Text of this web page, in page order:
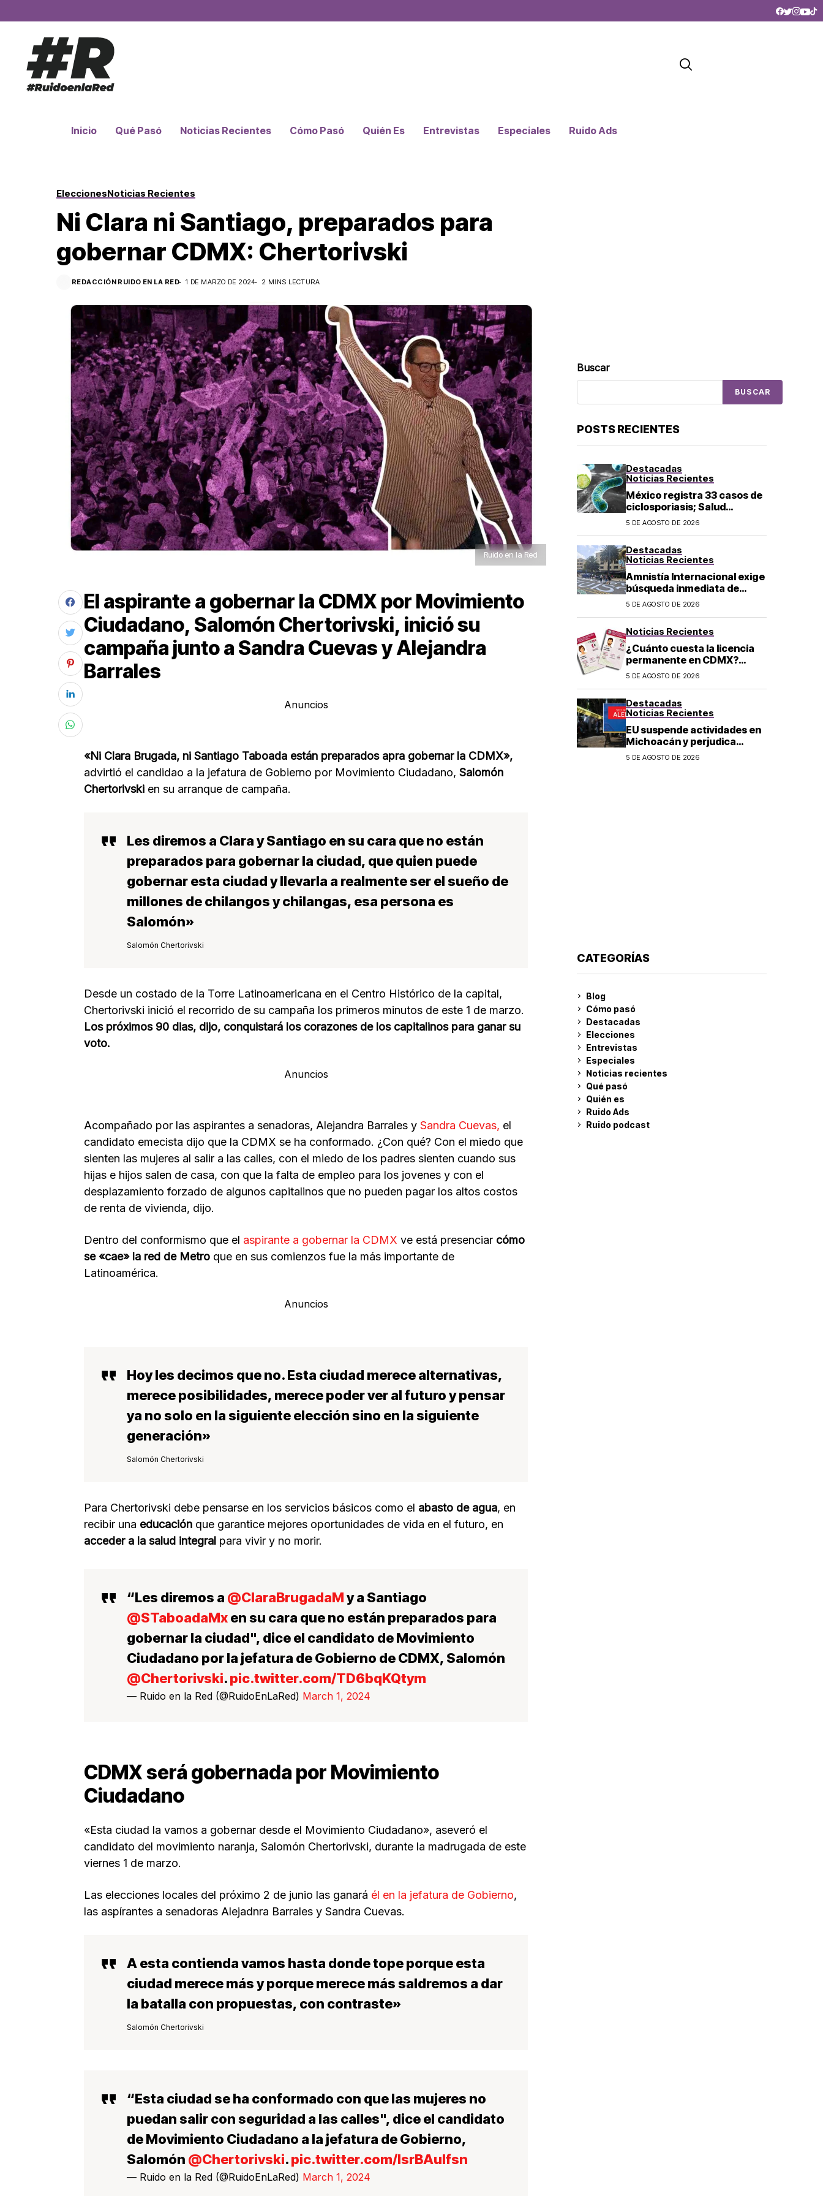
Inicio Qué Pasó Noticias Recientes Cómo Pasó Quién Es Entrevistas Especiales Ruido Ads
EleccionesNoticias Recientes
Ni Clara ni Santiago, preparados para
gobernar CDMX: Chertorivski
REDACCIÓN RUIDO EN LA RED 1 DE MARZO DE 2024 2 MINS LECTURA
Ruido en la Red
El aspirante a gobernar la CDMX por Movimiento
Ciudadano, Salomón Chertorivski, inició su
campaña junto a Sandra Cuevas y Alejandra
Barrales
Anuncios
«Ni Clara Brugada, ni Santiago Taboada están preparados apra gobernar la CDMX»,
advirtió el candidao a la jefatura de Gobierno por Movimiento Ciudadano, Salomón
Chertorivski en su arranque de campaña.
Les diremos a Clara y Santiago en su cara que no están
preparados para gobernar la ciudad, que quien puede
gobernar esta ciudad y llevarla a realmente ser el sueño de
millones de chilangos y chilangas, esa persona es
Salomón»
Salomón Chertorivski
Desde un costado de la Torre Latinoamericana en el Centro Histórico de la capital,
Chertorivski inició el recorrido de su campaña los primeros minutos de este 1 de marzo.
Los próximos 90 dias, dijo, conquistará los corazones de los capitalinos para ganar su
voto.
Anuncios
Acompañado por las aspirantes a senadoras, Alejandra Barrales y Sandra Cuevas, el
candidato emecista dijo que la CDMX se ha conformado. ¿Con qué? Con el miedo que
sienten las mujeres al salir a las calles, con el miedo de los padres sienten cuando sus
hijas e hijos salen de casa, con que la falta de empleo para los jovenes y con el
desplazamiento forzado de algunos capitalinos que no pueden pagar los altos costos
de renta de vivienda, dijo.
Dentro del conformismo que el aspirante a gobernar la CDMX ve está presenciar cómo
se «cae» la red de Metro que en sus comienzos fue la más importante de
Latinoamérica.
Anuncios
Hoy les decimos que no. Esta ciudad merece alternativas,
merece posibilidades, merece poder ver al futuro y pensar
ya no solo en la siguiente elección sino en la siguiente
generación»
Salomón Chertorivski
Para Chertorivski debe pensarse en los servicios básicos como el abasto de agua, en
recibir una educación que garantice mejores oportunidades de vida en el futuro, en
acceder a la salud integral para vivir y no morir.
“Les diremos a @ClaraBrugadaMy a Santiago
@STaboadaMxen su cara que no están preparados para
gobernar la ciudad", dice el candidato de Movimiento
Ciudadano por la jefatura de Gobierno de CDMX, Salomón
@Chertorivski.pic.twitter.com/TD6bqKQtym
— Ruido en la Red (@RuidoEnLaRed) March 1, 2024
CDMX será gobernada por Movimiento
Ciudadano
«Esta ciudad la vamos a gobernar desde el Movimiento Ciudadano», aseveró el
candidato del movimiento naranja, Salomón Chertorivski, durante la madrugada de este
viernes 1 de marzo.
Las elecciones locales del próximo 2 de junio las ganará él en la jefatura de Gobierno,
las aspírantes a senadoras Alejadnra Barrales y Sandra Cuevas.
A esta contienda vamos hasta donde tope porque esta
ciudad merece más y porque merece más saldremos a dar
la batalla con propuestas, con contraste»
Salomón Chertorivski
“Esta ciudad se ha conformado con que las mujeres no
puedan salir con seguridad a las calles", dice el candidato
de Movimiento Ciudadano a la jefatura de Gobierno,
Salomón @Chertorivski.pic.twitter.com/lsrBAuIfsn
— Ruido en la Red (@RuidoEnLaRed) March 1, 2024
Buscar
BUSCAR
POSTS RECIENTES
Destacadas
Noticias Recientes
México registra 33 casos de
ciclosporiasis; Salud
mantiene vigilancia
5 DE AGOSTO DE 2026
Destacadas
Noticias Recientes
Amnistía Internacional exige
búsqueda inmediata de
ambientalista desaparecido
5 DE AGOSTO DE 2026
Noticias Recientes
¿Cuánto cuesta la licencia
permanente en CDMX?
Costo y fecha límite del
5 DE AGOSTO DE 2026
Destacadas
Noticias Recientes
EU suspende actividades en
Michoacán y perjudica
exportación de aguacate
5 DE AGOSTO DE 2026
CATEGORÍAS
Blog
Cómo pasó
Destacadas
Elecciones
Entrevistas
Especiales
Noticias recientes
Qué pasó
Quién es
Ruido Ads
Ruido podcast